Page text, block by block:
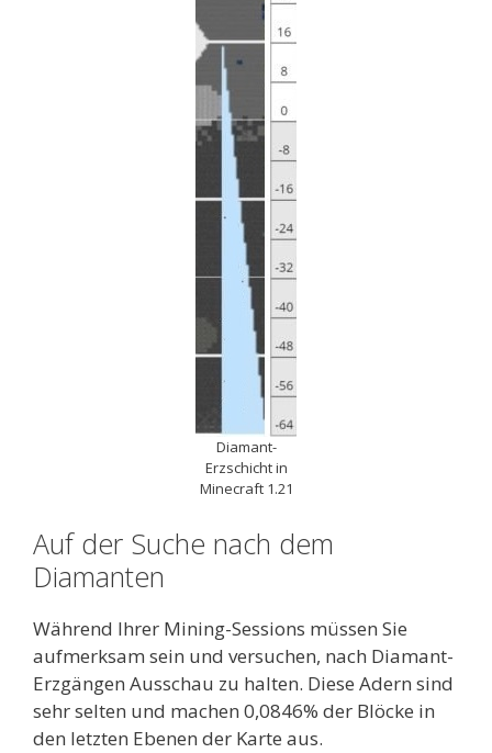
Diamant-
Erzschicht in
Minecraft 1.21
Auf der Suche nach dem
Diamanten
Während Ihrer Mining-Sessions müssen Sie
aufmerksam sein und versuchen, nach Diamant-
Erzgängen Ausschau zu halten. Diese Adern sind
sehr selten und machen 0,0846% der Blöcke in
den letzten Ebenen der Karte aus.